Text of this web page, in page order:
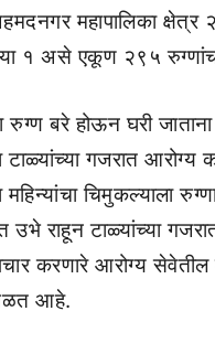
महापालिका क्षेत्र
१ असे एकूण २९५
बरे होऊन घरी जाताना
गजरात
चिमुकल्याला
उभे राहून टाळ्यांच्या
करणारे आरोग्य सेवेतील
आहे.